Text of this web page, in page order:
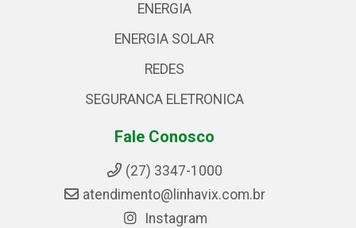
ENERGIA
ENERGIA SOLAR
REDES
SEGURANCA ELETRONICA
Fale Conosco
(27) 3347-1000
atendimento@linhavix.com.br
Instagram